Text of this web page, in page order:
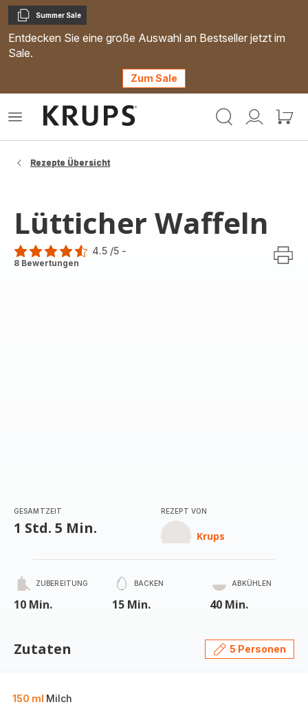
Kopieren
Summer Sale
Entdecken Sie eine große Auswahl an Bestseller jetzt im
Sale.
Zum Sale
Mein
Mein
Das
Rezepte Übersicht
Lütticher Waffeln
ratings.4.5
4.5 /5 -
8 Bewertungen
GESAMTZEIT
1 Std. 5 Min.
REZEPT VON
Krups
ZUBEREITUNG
10 Min.
BACKEN
15 Min.
ABKÜHLEN
40 Min.
Zutaten 5 Personen
150 ml Milch